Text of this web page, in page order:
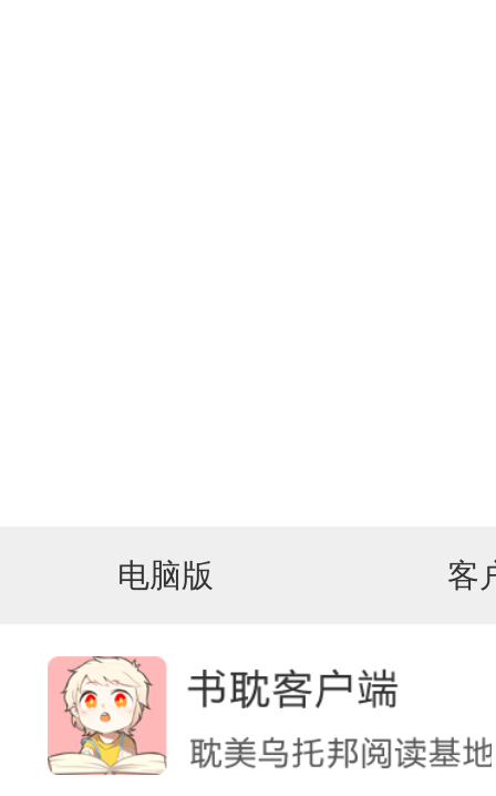
电脑版 客